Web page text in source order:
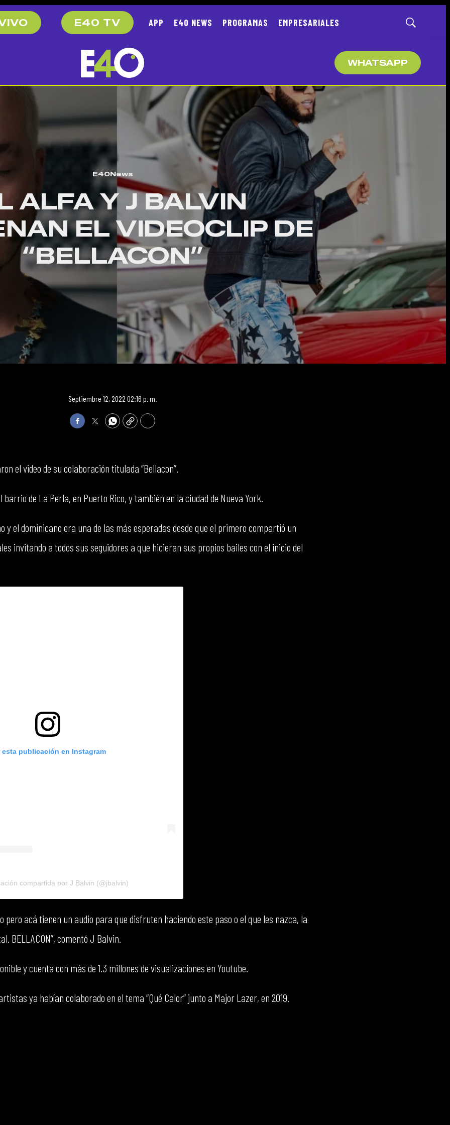
E40 TV APP E40 NEWS PROGRAMAS EMPRESARIALES
Mostrar
WHATSAPP
E40News
ALFA Y J BALVIN
EL VIDEOCLIP DE
“BELLACON”
Septiembre 12, 2022 02:16 p. m.
FacebookTwitterWhatsApp
Copy Print
el video de su colaboración titulada “Bellacon”.
barrio de La Perla, en Puerto Rico, y también en la ciudad de Nueva York.
y el dominicano era una de las más esperadas desde que el primero compartió un
invitando a todos sus seguidores a que hicieran sus propios bailes con el inicio del
esta publicación en Instagram
compartida por J Balvin (@jbalvin)
pero acá tienen un audio para que disfruten haciendo este paso o el que les nazca, la
BELLACON”, comentó J Balvin.
y cuenta con más de 1.3 millones de visualizaciones en Youtube.
ya habían colaborado en el tema “Qué Calor” junto a Major Lazer, en 2019.